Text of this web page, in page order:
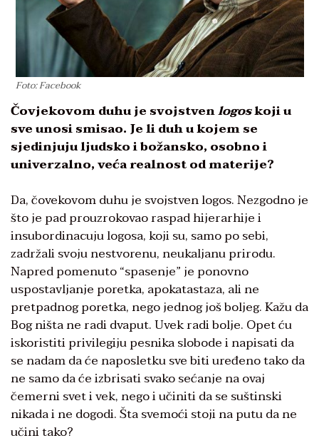
Foto: Facebook
Čovjekovom duhu je svojstvenlogoskoji u
sve unosi smisao. Je li duh u kojem se
sjedinjuju ljudsko i božansko, osobno i
univerzalno, veća realnost od materije?
Da, čovekovom duhu je svojstven logos. Nezgodno je
što je pad prouzrokovao raspad hijerarhije i
insubordinacuju logosa, koji su, samo po sebi,
zadržali svoju nestvorenu, neukaljanu prirodu.
Napred pomenuto “spasenje” je ponovno
uspostavljanje poretka, apokatastaza, ali ne
pretpadnog poretka, nego jednog još boljeg. Kažu da
Bog ništa ne radi dvaput. Uvek radi bolje. Opet ću
iskoristiti privilegiju pesnika slobode i napisati da
se nadam da će naposletku sve biti uređeno tako da
ne samo da će izbrisati svako sećanje na ovaj
čemerni svet i vek, nego i učiniti da se suštinski
nikada i ne dogodi. Šta svemoći stoji na putu da ne
učini tako?